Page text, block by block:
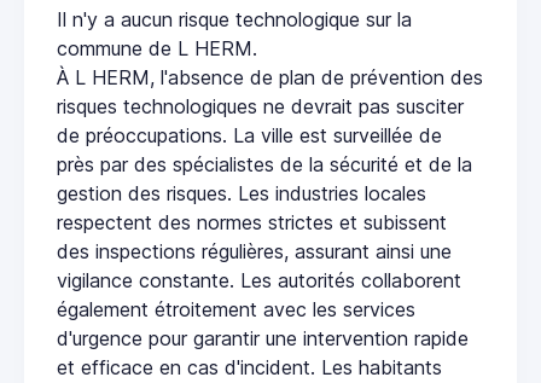
Il n'y a aucun risque technologique sur la
commune de L HERM.
À L HERM, l'absence de plan de prévention des
risques technologiques ne devrait pas susciter
de préoccupations. La ville est surveillée de
près par des spécialistes de la sécurité et de la
gestion des risques. Les industries locales
respectent des normes strictes et subissent
des inspections régulières, assurant ainsi une
vigilance constante. Les autorités collaborent
également étroitement avec les services
d'urgence pour garantir une intervention rapide
et efficace en cas d'incident. Les habitants